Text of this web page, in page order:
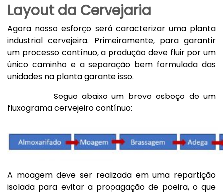
Layout da Cervejaria
Agora nosso esforço será caracterizar uma planta
industrial cervejeira. Primeiramente, para garantir
um processo contínuo, a produção deve fluir por um
único caminho e a separação bem formulada das
unidades na planta garante isso.
Segue abaixo um breve esboço de um
fluxograma cervejeiro contínuo:
A moagem deve ser realizada em uma repartição
isolada para evitar a propagação de poeira, o que